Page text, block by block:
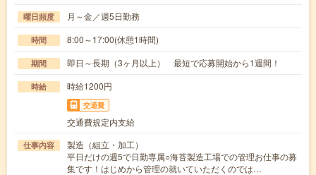
曜日頻度 月～金／週5日勤務
時間 8:00～17:00(休憩1時間)
期間 即日～長期（3ヶ月以上） 最短で応募開始から1週間！
時給 時給1200円
交通費
交通費規定内支給
仕事内容
製造（組立・加工）
平日だけの週5で日勤専属○海苔製造工場での管理お仕事の募
集です！はじめから管理の就いていただくのでは…